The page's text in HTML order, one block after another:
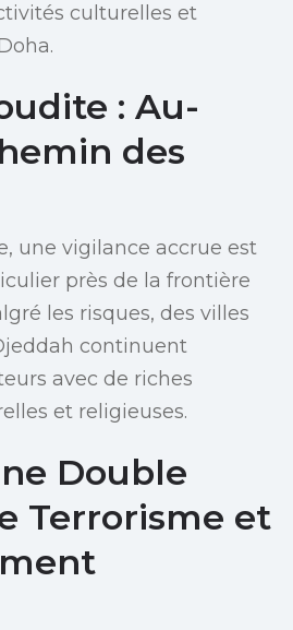
culturelles et
: Au-
des
une vigilance accrue est
près de la frontière
les risques, des villes
continuent
avec de riches
et religieuses.
Double
Terrorisme et